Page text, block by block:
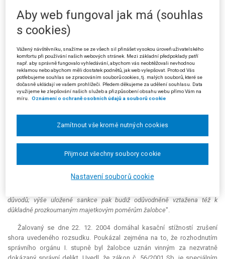
komunikacích (dále jen "zákon č. 56/2001 Sb."). Žalovaný dne 19. 8. 2004
toto rozhodnutí potvrdil.
Rozsudkem ze dne 27. 9. 2004 Krajský soud v Ústí nad Labem
rozhodnutí žalovaného zrušil. Vzhledem k obsahu žaloby, v níž žalobce
namítal zejména nepřiměřenost pokuty, byl soud nucen zabývat se
důvody, které žalovaného vedly k uložení pokuty právě v dané výši.
Protože však odůvodnění rozhodnutí takové úvahy neobsahovalo,
důvody tam uvedené nedávají ani jasný obraz o závažnosti
postihovaného skutku v důsledku způsobu jeho spáchání. Rovněž tak
předmětný správní delikt, ohledně jehož spáchání jinak není žádných
odůvodněno, zda žalobce svým konáním způsobil škodu či nikoliv, zda
konal sám či v organizované skupině, zda předmět skutku byl získán
množinu s charakterem podnikatelské činnosti a zda ke spáchání
důvodů; výše uložené sankce pak budiž odůvodněně vztažena též k
důkladně prozkoumaným majetkovým poměrům žalobce".
Žalovaný se dne 22. 12. 2004 domáhal kasační stížností zrušení
shora uvedeného rozsudku. Poukázal zejména na to, že rozhodnutím
správního orgánu I. stupně byl žalobce uznán vinným za nezvratně
Aby web fungoval jak má (souhlas
s cookies)
Vážený návštěvníku, snažíme se ze všech sil přinášet vysokou úroveň uživatelského
komfortu při používání našich webových stránek. Mezi základní předpoklady patří
např. aby správně fungovalo vyhledávání, abychom vás neobtěžovali nevhodnou
reklamou nebo abychom měli dostatek podnětů, jak web vylepšovat. Proto od Vás
potřebujeme souhlas se zpracováním souborů cookies, tj. malých souborů, které se
dočasně ukládají ve vašem prohlížeči. Předem děkujeme za udělení souhlasu. Data
využijeme ke zlepšování našich služeb a přizpůsobení obsahu webu přímo Vám na
míru. Oznámení o ochraně osobních údajů a souborů cookie
Nastavení souborů cookie
Zamítnout vše kromě nutných cookies
Přijmout všechny soubory cookie